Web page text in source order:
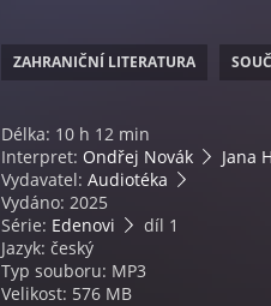
ZAHRANIČNÍ LITERATURA
Délka: 10 h 12 min
Interpret: Ondřej Novák
Jana
Vydavatel: Audiotéka
Vydáno: 2025
Série: Edenovi
díl 1
Jazyk: český
Typ souboru: MP3
Velikost: 576 MB